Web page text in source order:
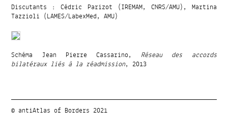
Discutants : Cédric Parizot (IREMAM, CNRS/AMU), Martina
Tazzioli (LAMES/LabexMed, AMU)
Schéma Jean Pierre Cassarino, Réseau des accords
bilatéraux liés à la réadmission, 2013
© antiAtlas of Borders 2021